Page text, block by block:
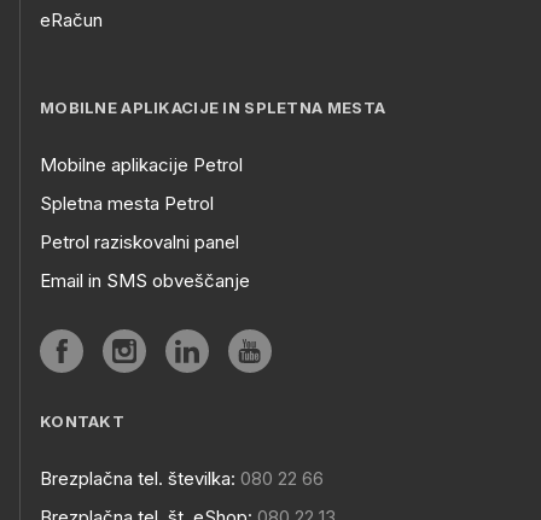
eRačun
MOBILNE APLIKACIJE IN SPLETNA MESTA
Mobilne aplikacije Petrol
Spletna mesta Petrol
Petrol raziskovalni panel
Email in SMS obveščanje
KONTAKT
Brezplačna tel. številka: 080 22 66